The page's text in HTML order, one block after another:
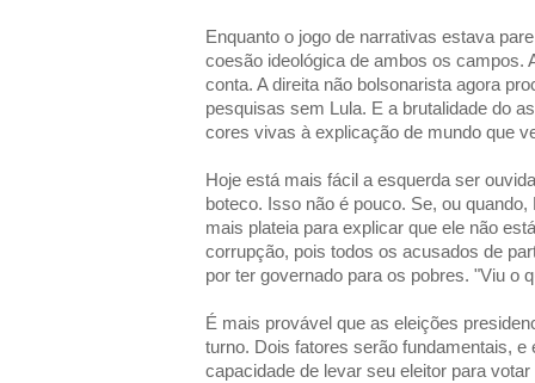
Enquanto o jogo de narrativas estava
coesão ideológica de ambos os campos.
conta. A direita não bolsonarista agora
pesquisas sem Lula. E a brutalidade do
cores vivas à explicação de mundo que
Hoje está mais fácil a esquerda ser
boteco. Isso não é pouco. Se, ou
mais plateia para explicar que ele não
corrupção, pois todos os acusados de
por ter governado para os pobres. "Viu o
É mais provável que as eleições
turno. Dois fatores serão fundamentais, e
capacidade de levar seu eleitor para